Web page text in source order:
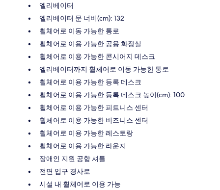
엘리베이터
엘리베이터 문 너비(cm): 132
휠체어로 이동 가능한 통로
휠체어로 이용 가능한 공용 화장실
휠체어로 이용 가능한 콘시어지 데스크
엘리베이터까지 휠체어로 이동 가능한 통로
휠체어로 이용 가능한 등록 데스크
휠체어로 이용 가능한 등록 데스크 높이(cm): 100
휠체어로 이용 가능한 피트니스 센터
휠체어로 이용 가능한 비즈니스 센터
휠체어로 이용 가능한 레스토랑
휠체어로 이용 가능한 라운지
장애인 지원 공항 셔틀
전면 입구 경사로
시설 내 휠체어로 이용 가능